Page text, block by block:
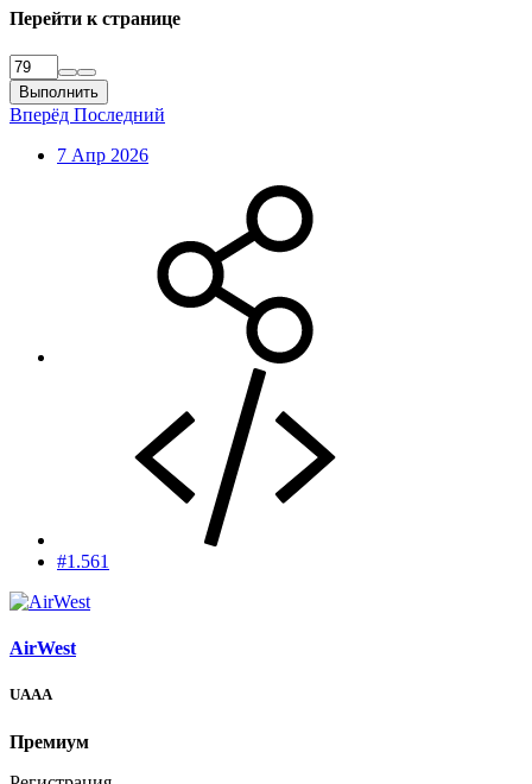
Перейти к странице
Выполнить
Вперёд Последний
7 Апр 2026
#1.561
AirWest
UAAA
Премиум